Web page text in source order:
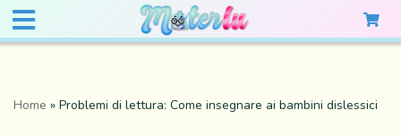
Home » Problemi di lettura: Come insegnare ai bambini dislessici